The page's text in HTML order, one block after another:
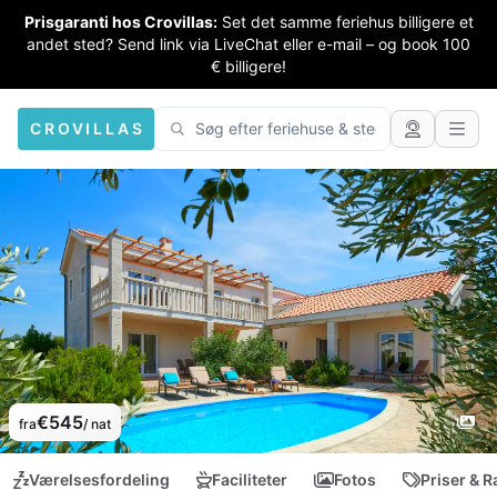
Prisgaranti hos Crovillas: Set det samme feriehus billigere et
andet sted? Send link via LiveChat eller e-mail – og book 100
€ billigere!
CROVILLAS
fra€545/ nat
Værelsesfordeling Faciliteter Fotos Priser &